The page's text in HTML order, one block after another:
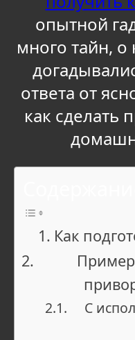
опытной
много тайн,
ответа от
как сделать
Как
С